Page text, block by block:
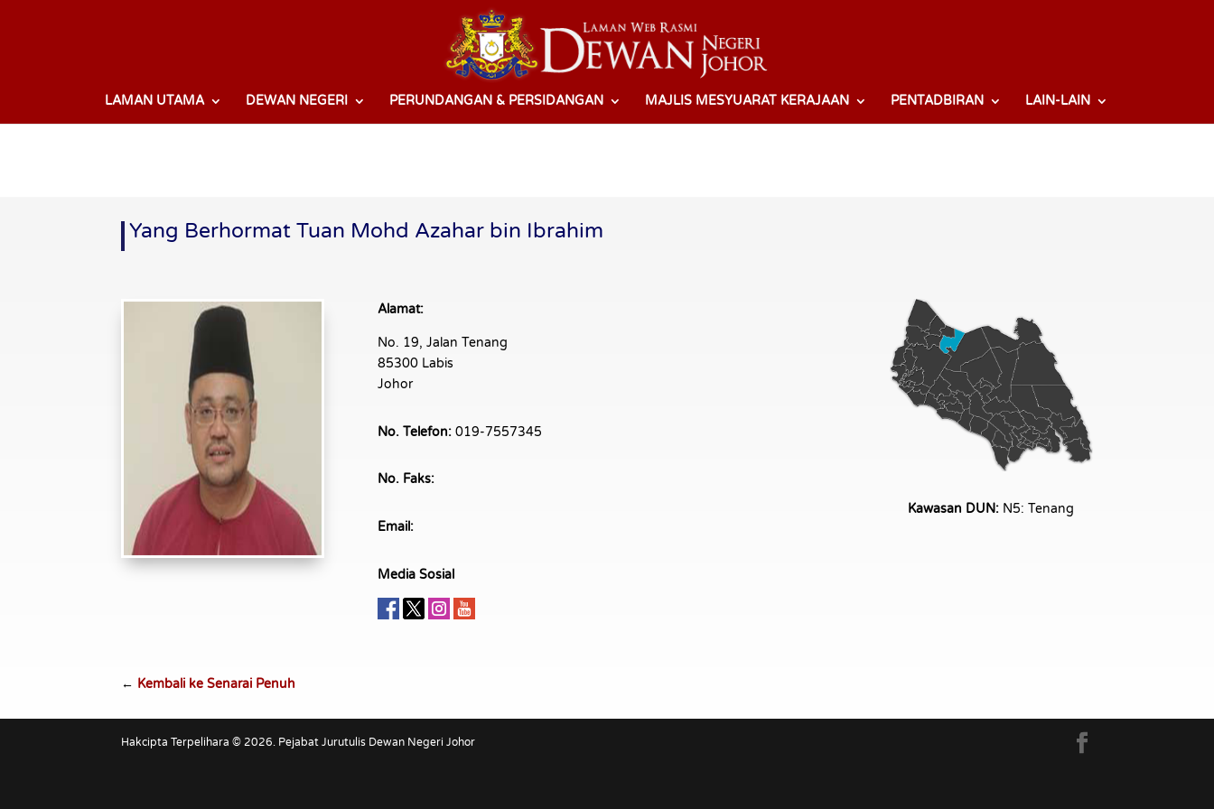
LAMAN UTAMA DEWAN NEGERI PERUNDANGAN & PERSIDANGAN MAJLIS MESYUARAT KERAJAAN PENTADBIRAN LAIN-LAIN
Yang Berhormat Tuan Mohd Azahar bin Ibrahim
Alamat:
No. 19, Jalan Tenang
85300 Labis
Johor
No. Telefon:019-7557345
No. Faks:
Email:
Media Sosial
Kawasan DUN: N5: Tenang
← Kembali ke Senarai Penuh
Hakcipta Terpelihara © 2026. Pejabat Jurutulis Dewan Negeri Johor